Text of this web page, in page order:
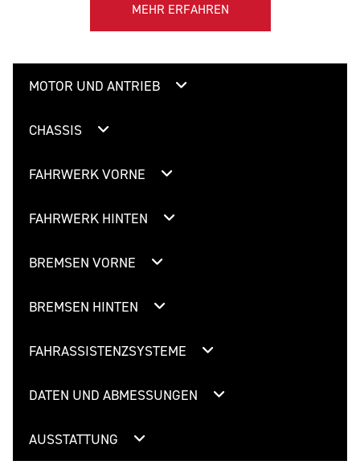
MEHR ERFAHREN
MOTOR UND ANTRIEB
CHASSIS
FAHRWERK VORNE
FAHRWERK HINTEN
BREMSEN VORNE
BREMSEN HINTEN
FAHRASSISTENZSYSTEME
DATEN UND ABMESSUNGEN
AUSSTATTUNG